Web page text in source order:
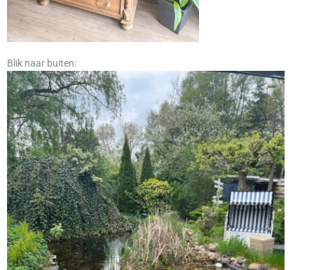
Blik naar buiten: